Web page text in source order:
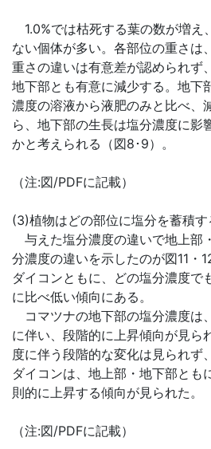
1.0%では枯死する葉の数が増え
ない個体が多い。各部位の重さは
重さの違いは有意差が認められず
地下部とも有意に減少する。地下
濃度の溶液から液肥のみと比べ、
ら、地下部の生長は塩分濃度に影
かと考えられる（図8･9）。
（注:図/PDFに記載）
(3)植物はどの部位に塩分を蓄積す
与えた塩分濃度の違いで地上部
分濃度の違いを示したのが図11・
ダイコンともに、どの塩分濃度で
に比べ低い傾向にある。
コマツナの地下部の塩分濃度は
に伴い、段階的に上昇傾向が見ら
度に伴う段階的な変化は見られず
ダイコンは、地上部・地下部とも
則的に上昇する傾向が見られた。
（注:図/PDFに記載）